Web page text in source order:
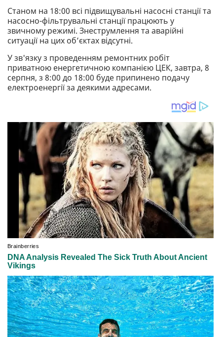
Станом на 18:00 всі підвищувальні насосні станції та
насосно-фільтрувальні станції працюють у
звичному режимі. Знеструмлення та аварійні
ситуації на цих об’єктах відсутні.
У зв'язку з проведенням ремонтних робіт
приватною енергетичною компанією ЦЕК, завтра, 8
серпня, з 8:00 до 18:00 буде припинено подачу
електроенергії за деякими адресами.